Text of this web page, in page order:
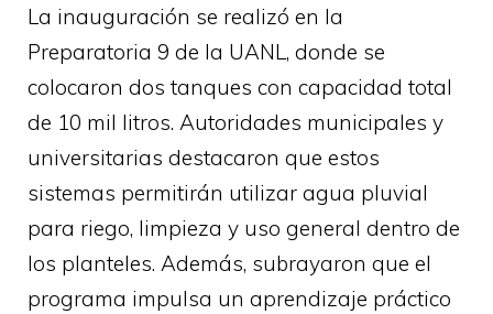
La inauguración se realizó en la
Preparatoria 9 de la UANL, donde se
colocaron dos tanques con capacidad total
de 10 mil litros. Autoridades municipales y
universitarias destacaron que estos
sistemas permitirán utilizar agua pluvial
para riego, limpieza y uso general dentro de
los planteles. Además, subrayaron que el
programa impulsa un aprendizaje práctico